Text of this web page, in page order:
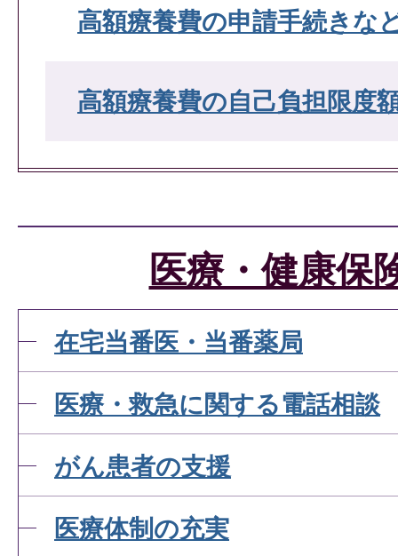
高額療養費の申請手続きな
高額療養費の自己負担限度
医療・健康保
在宅当番医・当番薬局
医療・救急に関する電話相談
がん患者の支援
医療体制の充実